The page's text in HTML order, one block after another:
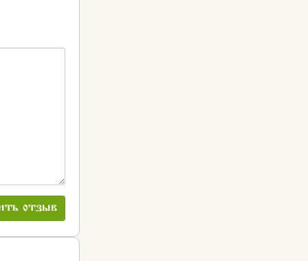
отзыв